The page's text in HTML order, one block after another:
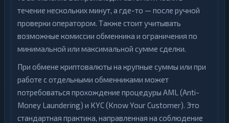
течение нескольких минут, а где-то — после ручной
проверки оператором. Также стоит учитывать
возможные комиссии обменника и ограничения по
минимальной или максимальной сумме сделки.
При обмене криптовалюты на крупные суммы или при
работе с отдельными обменниками может
потребоваться прохождение процедуры AML (Anti-
Money Laundering) и KYC (Know Your Customer). Это
стандартная практика, направленная на соблюдение